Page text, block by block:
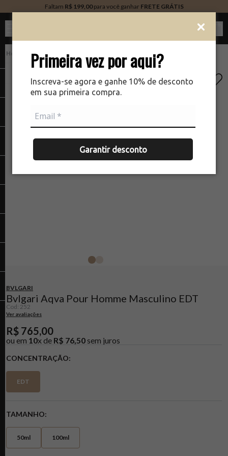
Primeira vez por aqui?
Inscreva-se agora e ganhe 10% de desconto
em sua primeira compra.
Garantir desconto
Faltam R$ 199,00para você ganhar FRETE GRÁTIS
PERFUMARIA
BVLGARI
Bvlgari Aqva Pour Homme Masculino EDT
Cod: 252
Ver avaliações
R$ 765,00
ou em 10x de R$ 76,50 sem juros
CONCENTRAÇÃO
EDT
TAMANHO
50ml 100ml